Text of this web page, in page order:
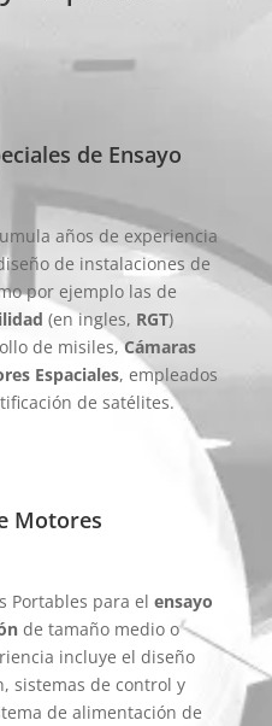
de Ensayo
años de experiencia
de instalaciones de
por ejemplo las de
(en ingles, RGT)
de misiles,Cámaras
Espaciales, empleados
de satélites.
Motores
Portables para elensayo
de tamaño medio o
incluye el diseño
sistemas de control y
de alimentación de